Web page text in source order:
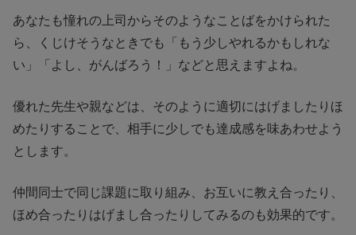
あなたも憧れの上司からそのようなことばをかけられた
ら、くじけそうなときでも「もう少しやれるかもしれな
い」「よし、がんばろう！」などと思えますよね。
優れた先生や親などは、そのように適切にはげましたりほ
めたりすることで、相手に少しでも達成感を味あわせよう
とします。
仲間同士で同じ課題に取り組み、お互いに教え合ったり、
ほめ合ったりはげまし合ったりしてみるのも効果的です。